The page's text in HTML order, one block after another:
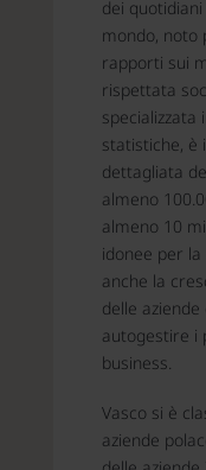
dei
mondo, noto
rapporti sui
rispettata
specializzata
statistiche, è
dettagliata
almeno
almeno 10
idonee per
anche la
delle
autogestire i
business.
Vasco si è
aziende